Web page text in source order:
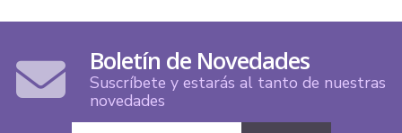
Boletín de Novedades
Suscríbete y estarás al tanto de nuestras
novedades